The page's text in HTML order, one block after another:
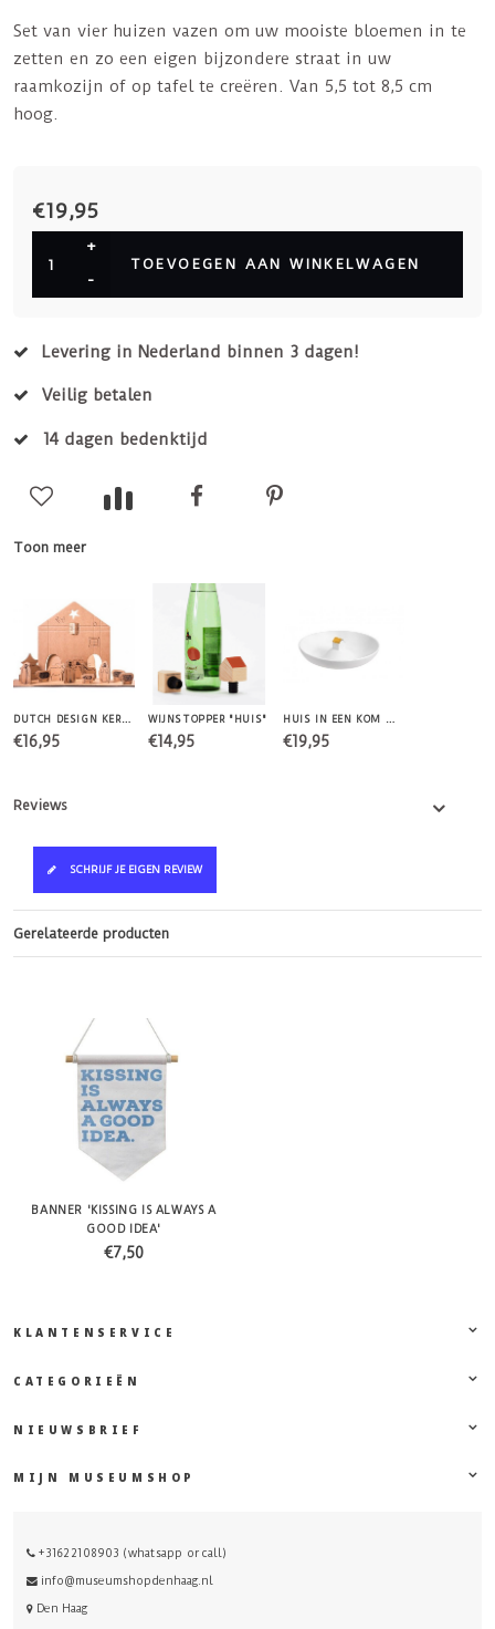
Set van vier huizen vazen om uw mooiste bloemen in te
zetten en zo een eigen bijzondere straat in uw
raamkozijn of op tafel te creëren. Van 5,5 tot 8,5 cm
hoog.
€19,95
+
-
TOEVOEGEN AAN WINKELWAGEN
Levering in Nederland binnen 3 dagen!
Veilig betalen
14 dagen bedenktijd
Toon meer
DUTCH DESIGN KERSTSTAL
€16,95
WIJNSTOPPER "HUIS"
€14,95
HUIS IN EEN KOM MET GOUD DAK
€19,95
Reviews
SCHRIJF JE EIGEN REVIEW
Gerelateerde producten
BANNER 'KISSING IS ALWAYS A
GOOD IDEA'
€7,50
KLANTENSERVICE
CATEGORIEËN
NIEUWSBRIEF
MIJN MUSEUMSHOP
+31622108903 (whatsapp or call)
info@museumshopdenhaag.nl
Den Haag